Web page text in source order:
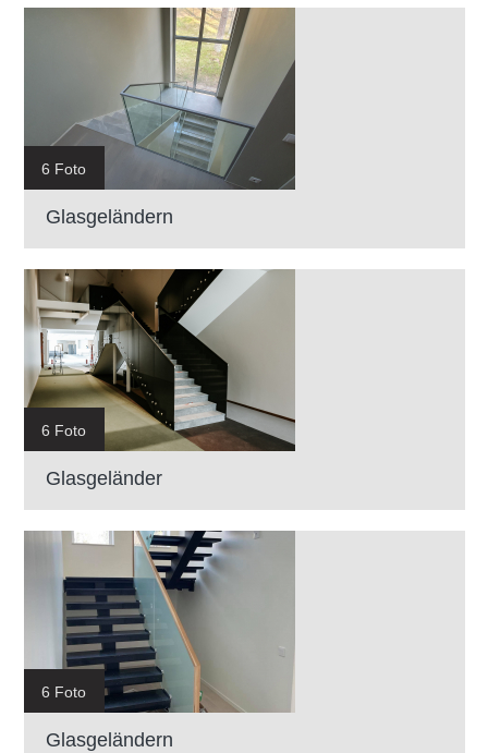
6 Foto
Glasgeländern
6 Foto
Glasgeländer
6 Foto
Glasgeländern